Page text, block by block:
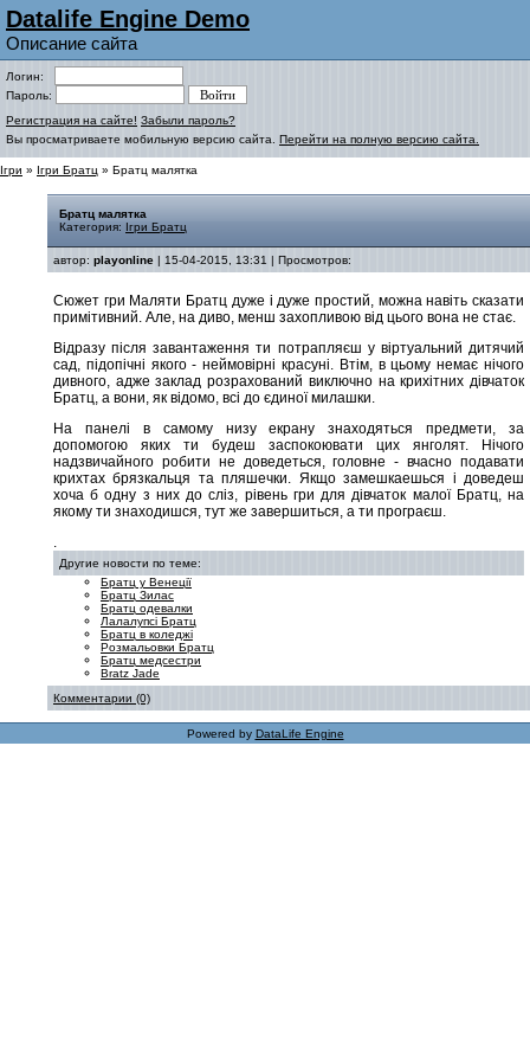
Datalife Engine Demo
Описание сайта
Логин:
Пароль:
Регистрация на сайте! Забыли пароль?
Вы просматриваете мобильную версию сайта. Перейти на полную версию сайта.
Ігри » Ігри Братц » Братц малятка
Братц малятка
Категория: Ігри Братц
автор: playonline | 15-04-2015, 13:31 | Просмотров:
Сюжет гри Маляти Братц дуже і дуже простий, можна навіть сказати
примітивний. Але, на диво, менш захопливою від цього вона не стає.
Відразу після завантаження ти потрапляєш у віртуальний дитячий
сад, підопічні якого - неймовірні красуні. Втім, в цьому немає нічого
дивного, адже заклад розрахований виключно на крихітних дівчаток
Братц, а вони, як відомо, всі до єдиної милашки.
На панелі в самому низу екрану знаходяться предмети, за
допомогою яких ти будеш заспокоювати цих янголят. Нічого
надзвичайного робити не доведеться, головне - вчасно подавати
крихтах брязкальця та пляшечки. Якщо замешкаешься і доведеш
хоча б одну з них до сліз, рівень гри для дівчаток малої Братц, на
якому ти знаходишся, тут же завершиться, а ти програєш.
.
Другие новости по теме:
Братц у Венеції
Братц Зилас
Братц одевалки
Лалалупсі Братц
Братц в коледжі
Розмальовки Братц
Братц медсестри
Bratz Jade
Комментарии (0)
Powered by DataLife Engine